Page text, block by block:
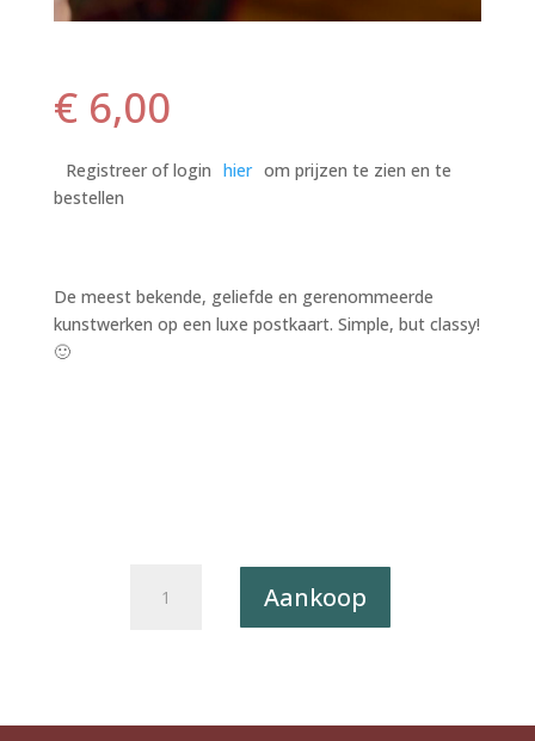
€6,00
Registreer of login hier om prijzen te zien en te
bestellen
De meest bekende, geliefde en gerenommeerde
kunstwerken op een luxe postkaart. Simple, but classy!
🙂
Ka[art]
Aankoop